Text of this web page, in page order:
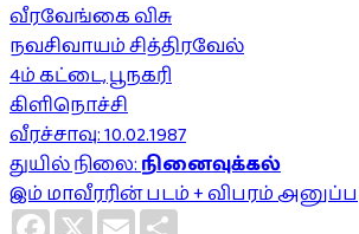
வீரவேங்கை விசு
நவசிவாயம் சித்திரவேல்
4ம் கட்டை, பூநகரி
கிளிநொச்சி
வீரச்சாவு: 10.02.1987
துயில் நிலை:நினைவுக்கல்
இம் மாவீரரின் படம் + விபரம் அனுப்ப
Facebook
X Email